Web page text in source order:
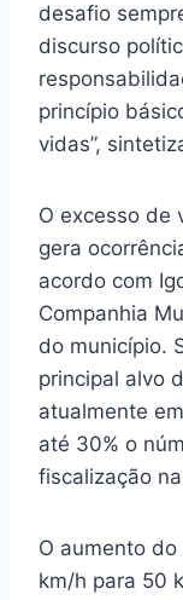
desafio
discurso
princípio
vidas”,
O excesso de
gera
acordo com
Companhia
do município.
principal alvo
atualmente
até 30% o
fiscalização
O aumento
km/h para 50